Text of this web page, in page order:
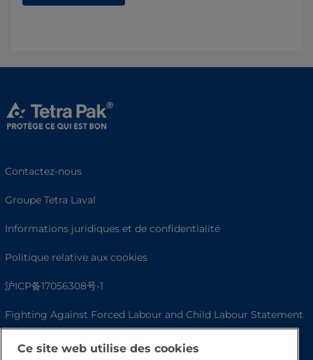
Contactez-nous
Groupe Tetra Laval
Informations juridiques et de confidentialité
Politique relative aux cookies
沪ICP备17056308号-1
Fighting Against Forced Labour and Child Labour Statement
Ce site web utilise des cookies